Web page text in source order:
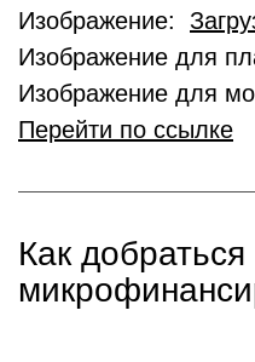
Изображение:
Изображение для
Изображение для
Перейти по ссылке
Как